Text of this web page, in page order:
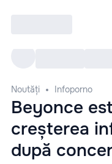
Noutăți Infoporno
Beyonce
creșterea
după